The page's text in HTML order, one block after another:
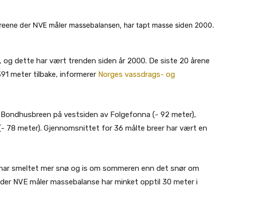
der NVE måler massebalansen, har tapt masse siden 2000.
og dette har vært trenden siden år 2000. De siste 20 årene
meter tilbake, informerer Norges vassdrags- og
på vestsiden av Folgefonna (- 92 meter),
78 meter). Gjennomsnittet for 36 målte breer har vært en
smeltet mer snø og is om sommeren enn det snør om
NVE måler massebalanse har minket opptil 30 meter i